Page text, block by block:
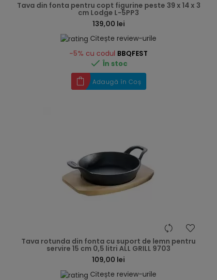
Tava din fonta pentru copt figurine peste 39 x 14 x 3
cm Lodge L-5PP3
139,00 lei
Citește review-urile
-5% cu codul BBQFEST
 În stoc
Adaugă în Coș
Tava rotunda din fonta cu suport de lemn pentru
servire 15 cm 0,5 litri ALL GRILL 9703
109,00 lei
Citește review-urile